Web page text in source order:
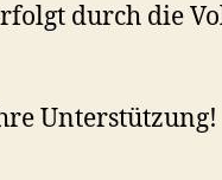
durch die
Unterstützung!